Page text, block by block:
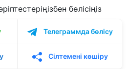
бөлісіңіз
Телеграммда бөлісу
Сілтемені көшіру